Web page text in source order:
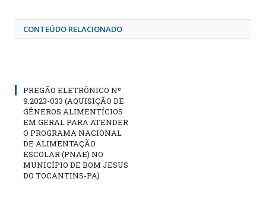
CONTEÚDO RELACIONADO
PREGÃO ELETRÔNICO Nº
9.2023-033 (AQUISIÇÃO DE
GÊNEROS ALIMENTÍCIOS
EM GERAL PARA ATENDER
O PROGRAMA NACIONAL
DE ALIMENTAÇÃO
ESCOLAR (PNAE) NO
MUNICÍPIO DE BOM JESUS
DO TOCANTINS-PA)